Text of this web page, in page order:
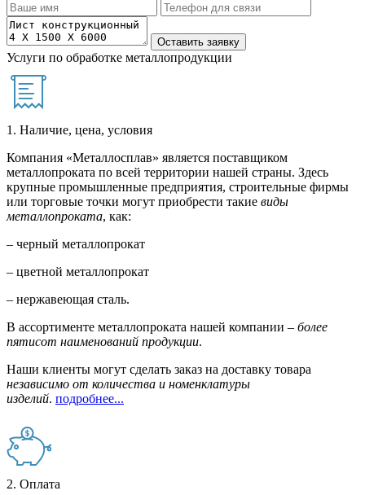
Услуги по обработке металлопродукции
1. Наличие, цена, условия
Компания «Металлосплав» является поставщиком
металлопроката по всей территории нашей страны. Здесь
крупные промышленные предприятия, строительные фирмы
или торговые точки могут приобрести такие виды
металлопроката, как:
– черный металлопрокат
– цветной металлопрокат
– нержавеющая сталь.
В ассортименте металлопроката нашей компании – более
пятисот наименований продукции.
Наши клиенты могут сделать заказ на доставку товара
независимо от количества и номенклатуры
изделий. подробнее...
2. Оплата